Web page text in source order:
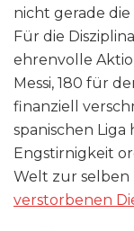
nicht gerade
Für die
ehrenvolle
Messi, 180 für
finanziell
spanischen
Engstirnigkeit
Welt zur selben
verstorbenen